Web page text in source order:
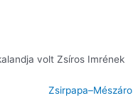
volt Zsíros Imrének